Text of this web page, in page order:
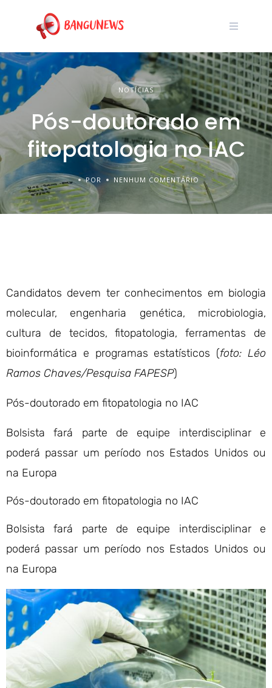
NOTÍCIAS
Pós-doutorado em
fitopatologia no IAC
POR NENHUM COMENTÁRIO
Candidatos devem ter conhecimentos em biologia
molecular, engenharia genética, microbiologia,
cultura de tecidos, fitopatologia, ferramentas de
bioinformática e programas estatísticos (foto: Léo
Ramos Chaves/Pesquisa FAPESP)
Pós-doutorado em fitopatologia no IAC
Bolsista fará parte de equipe interdisciplinar e
poderá passar um período nos Estados Unidos ou
na Europa
Pós-doutorado em fitopatologia no IAC
Bolsista fará parte de equipe interdisciplinar e
poderá passar um período nos Estados Unidos ou
na Europa